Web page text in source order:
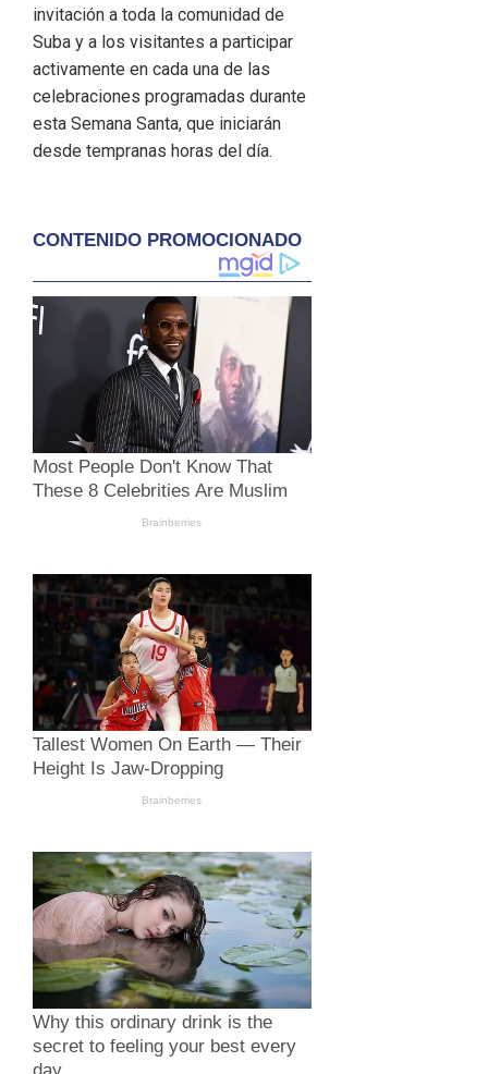
invitación a toda la comunidad de
Suba y a los visitantes a participar
activamente en cada una de las
celebraciones programadas durante
esta Semana Santa, que iniciarán
desde tempranas horas del día.